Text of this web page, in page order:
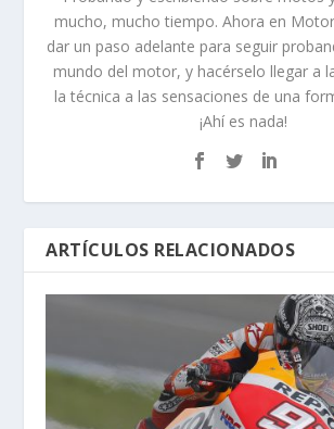
mucho, mucho tiempo. Ahora en
dar un paso adelante para seguir
mundo del motor, y hacérselo llegar a
la técnica a las sensaciones de una
¡Ahí es nada!
ARTÍCULOS RELACIONADOS